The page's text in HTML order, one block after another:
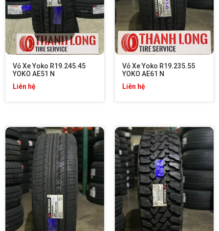
Vỏ Xe Yoko R19.245.45
YOKO AE51 N
Liên hệ
Vỏ Xe Yoko R19.235.55
YOKO AE61 N
Liên hệ